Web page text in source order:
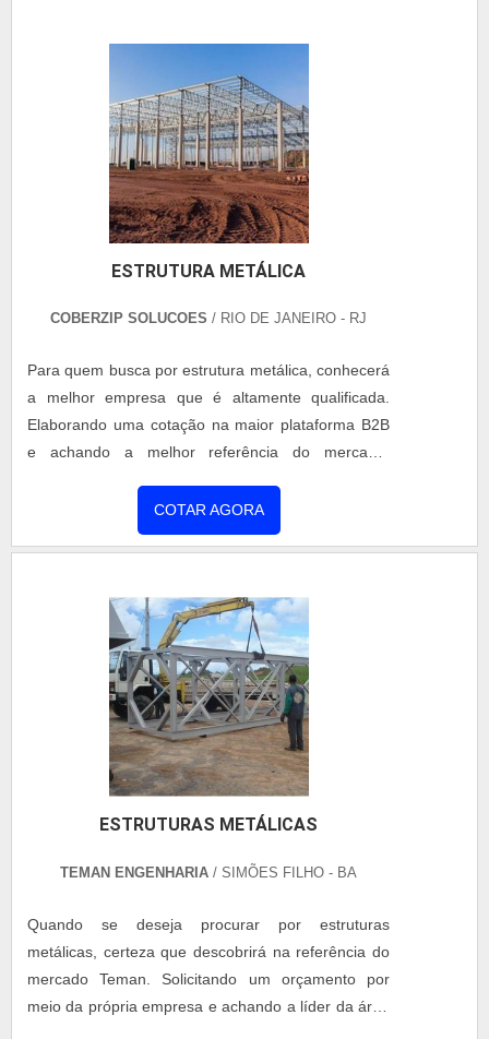
permite inovar e produzir; Equipe de alta qualidade;
Escritório de alta qualidade onde são realizadas as
atividades; Cerca de 600.000 m² de coberturas
tratadas, solucionando comprovadamente 100%
das não conformidades encontradas; Equipamentos
de última geração. MAIS ALGUNS DETALHES
SOBRE A ORGANIZAÇÃOSomente na Coberzip
tem a solução ideal para fornecedor de telha termo
disponibilizando itens como manutenção corretiva e
comprometida com os serviços e responsável,
padrões alcançados por conter escritório de alta
qualidade onde são realizadas as atividades e
estrutura suficiente para atender todas as
demandas. Tudo isso, somado à performance de
uma equipe multidisciplinar de consultores de alta
qualidade, garante uma entrega de excelência de
de modelagem estrutural, garantindo precisão e
segurança. As soluções podem incluir pintura
eletrostática, galvanização a fogo e acessórios
específicos, conforme a necessidade do cliente.
COTAR AGORA
ESTRUTURA METÁLICA
COBERZIP SOLUCOES / RIO DE JANEIRO - RJ
Para quem busca por estrutura metálica, conhecerá
a melhor empresa que é altamente qualificada.
Quando a busca é por estrutura metálica, na
Coberzip poderá contar com excelente custo-
benefício com comprometimento com os resultados
dos clientes.DETALHES SOBRE ESTRUTURA
METÁLICAHá muitas maneiras eficientes de
demonstrar competência e excelência em sua área
de atuação. A Coberzip canaliza seus recursos em
Escritório de alta qualidade onde são realizadas as
atividades; Tecnologia de ponta; Equipamentos de
metálica com assertividade. Ainda tratando-se de
estrutura metálica, deve-se ter a exatidão em orçar
com empresas que prezam por produtos e serviços
que tenham ótima qualidade e precisão, pequenos
COTAR AGORA
ESTRUTURAS METÁLICAS
TEMAN ENGENHARIA / SIMÕES FILHO - BA